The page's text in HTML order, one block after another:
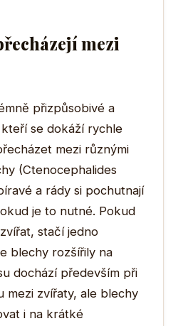
mezi
přizpůsobivé a
se dokáží rychle
mezi různými
(Ctenocephalides
a rády si pochutnají
je to nutné. Pokud
stačí jedno
blechy rozšířily na
dochází především při
mezi zvířaty, ale blechy
i na krátké